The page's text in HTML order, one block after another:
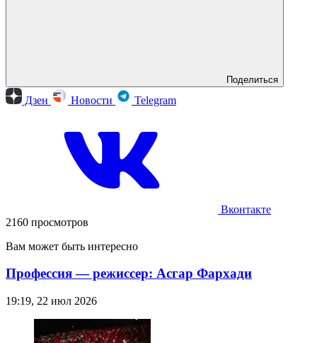
Поделиться
Дзен Новости Telegram
Вконтакте
2160 просмотров
Вам может быть интересно
Профессия — режиссер: Асгар Фархади
19:19, 22 июл 2026